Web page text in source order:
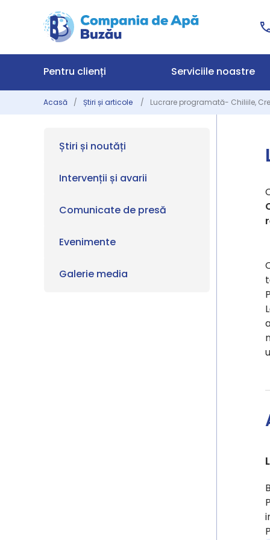
Pentru clienți Serviciile noastre
Acasă Știri și articole Lucrare programată- Chiliile,
Știri și noutăți
Intervenții și avarii
Comunicate de presă
Evenimente
Galerie media